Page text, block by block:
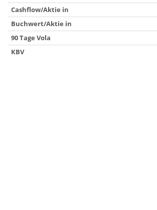
Cashflow/Aktie in
Buchwert/Aktie in
90 Tage Vola
KBV